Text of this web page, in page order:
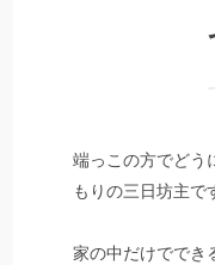
端っこの方でどう
もりの三日坊主で
家の中だけででき